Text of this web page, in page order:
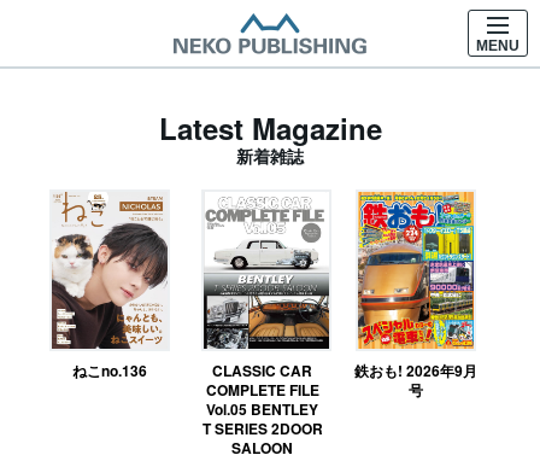
MENU
Latest Magazine
新着雑誌
ねこno.136
CLASSIC CAR
COMPLETE FILE
Vol.05 BENTLEY
T SERIES 2DOOR
SALOON
鉄おも! 2026年9月
号